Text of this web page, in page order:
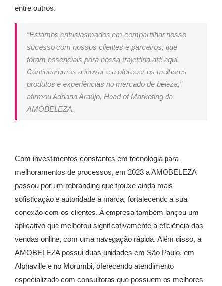
entre outros.
“Estamos entusiasmados em compartilhar nosso
sucesso com nossos clientes e parceiros, que
foram essenciais para nossa trajetória até aqui.
Continuaremos a inovar e a oferecer os melhores
produtos e experiências no mercado de beleza,”
afirmou Adriana Araújo, Head of Marketing da
AMOBELEZA.
Com investimentos constantes em tecnologia para
melhoramentos de processos, em 2023 a AMOBELEZA
passou por um rebranding que trouxe ainda mais
sofisticação e autoridade à marca, fortalecendo a sua
conexão com os clientes. A empresa também lançou um
aplicativo que melhorou significativamente a eficiência das
vendas online, com uma navegação rápida. Além disso, a
AMOBELEZA possui duas unidades em São Paulo, em
Alphaville e no Morumbi, oferecendo atendimento
especializado com consultoras que possuem os melhores